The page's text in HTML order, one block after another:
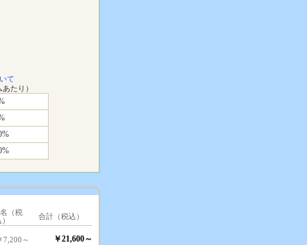
て
たり）
（税
合計（税込）
7,200～ ￥21,600～